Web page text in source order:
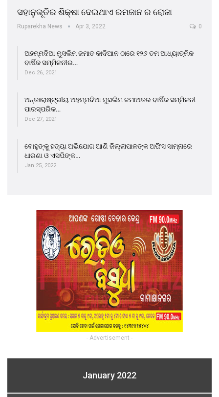
ସହାନୁଭୂତିର ଶିକ୍ଷା ଦେଇଥାଏ ରମଜାନ ର ରୋଜା
Ruparekha News Apr 3, 2022 0
ଅହମ୍ମଦିଆ ମୁସଲିମ ଜମାତ କାଦିଆନ ଠାରେ ୧୨୬ ତମ ଆଧ୍ୟାତ୍ମିକ
ବାର୍ଷିକ ସମ୍ମିଳନୀର…
Dec 26, 2021
ଅନ୍ତଃରାଷ୍ଟ୍ରୀୟ ଅହମ୍ମଦିଆ ମୁସଲିମ ଜମାଅତର ବାର୍ଷିକ ସମ୍ମିଳନୀ
ପାରସ୍ପରିକ…
Dec 27, 2021
ବୋହୁଙ୍କୁ ହତ୍ୟା ଅଭିଯୋଗ ଆଣି ଜିଲ୍ଲାପାଳଙ୍କ ଅଫିସ ସାମ୍ନାରେ
ଧାରଣା ଓ ଏସପିଙ୍କ…
Jan 25, 2022
- Advertisement -
January 2022